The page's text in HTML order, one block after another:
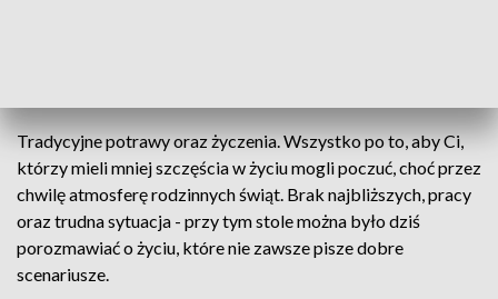
Tradycyjne potrawy oraz życzenia. Wszystko po to, aby Ci,
którzy mieli mniej szczęścia w życiu mogli poczuć, choć przez
chwilę atmosferę rodzinnych świąt. Brak najbliższych, pracy
oraz trudna sytuacja - przy tym stole można było dziś
porozmawiać o życiu, które nie zawsze pisze dobre
scenariusze.